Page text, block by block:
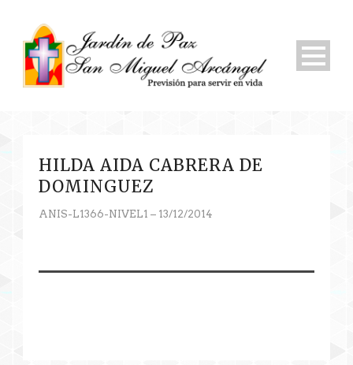
HILDA AIDA CABRERA DE
DOMINGUEZ
ANIS-L1366-NIVEL1 – 13/12/2014